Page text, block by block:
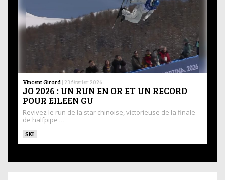
Vincent Girard | 23 février 2026
JO 2026 : UN RUN EN OR ET UN RECORD
POUR EILEEN GU
Revivez le run de la star chinoise, victorieuse de la finale
de halfpipe …
SKI